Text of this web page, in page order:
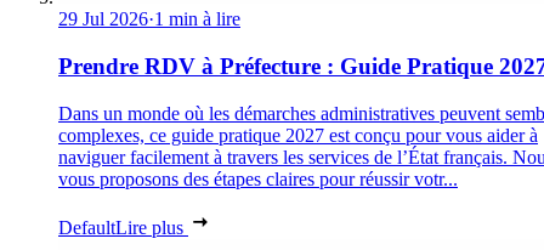
29 Jul 2026·1 min à lire
Prendre RDV à Préfecture : Guide Pratique
Dans un monde où les démarches administratives peuvent
complexes, ce guide pratique 2027 est conçu pour vous aider à
naviguer facilement à travers les services de l’État français.
vous proposons des étapes claires pour réussir votr...
DefaultLire plus